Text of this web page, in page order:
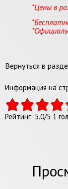
*Цены в
Вернуться в
Информация на
Рейтинг: 5.0/5 1